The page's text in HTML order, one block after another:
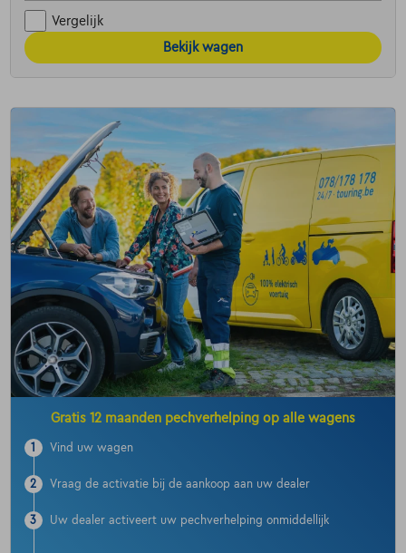
Vergelijk
Bekijk wagen
Gratis 12 maanden pechverhelping op alle wagens
1 Vind uw wagen
2 Vraag de activatie bij de aankoop aan uw dealer
3 Uw dealer activeert uw pechverhelping onmiddellijk